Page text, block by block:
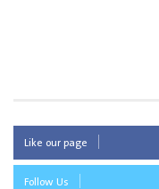
Like our page
Follow Us